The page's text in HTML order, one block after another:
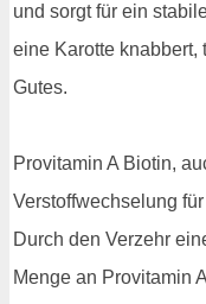
und sorgt für ein
eine Karotte knabbert,
Gutes.
Provitamin A Biotin,
Verstoffwechselung
Durch den Verzehr
Menge an Provitamin